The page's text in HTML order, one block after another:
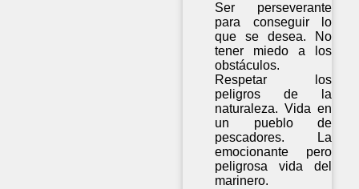
Ser perseverante
para conseguir lo
que se desea. No
tener miedo a los
obstáculos.
Respetar los
peligros de la
naturaleza. Vida en
un pueblo de
pescadores. La
emocionante pero
peligrosa vida del
marinero.